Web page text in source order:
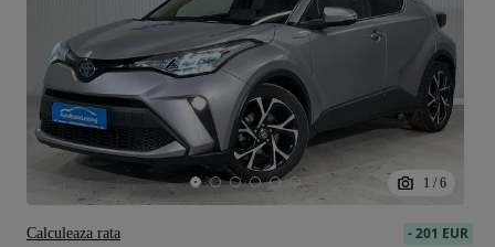
1 / 6
-201 EUR
Calculeaza rata